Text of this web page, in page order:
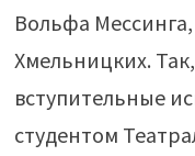
Вольфа
Хмельницких.
вступительные
студентом